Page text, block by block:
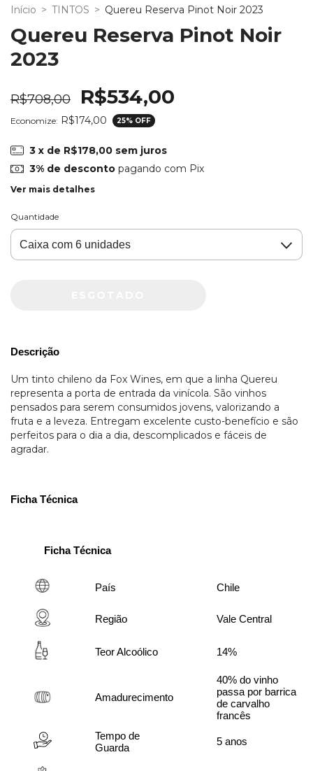
Início > TINTOS > Quereu Reserva Pinot Noir 2023
Quereu Reserva Pinot Noir
2023
R$708,00 R$534,00
Economize: R$174,00 25% OFF
3 x de R$178,00 sem juros
3% de descontopagando com Pix
Ver mais detalhes
Quantidade
Descrição
Um tinto chileno da Fox Wines, em que a linha Quereu
representa a porta de entrada da vinícola. São vinhos
pensados para serem consumidos jovens, valorizando a
fruta e a leveza. Entregam excelente custo-benefício e são
perfeitos para o dia a dia, descomplicados e fáceis de
agradar.
Ficha Técnica
Ficha Técnica
País Chile
Região Vale Central
Teor Alcoólico 14%
Amadurecimento
40% do vinho
passa por barrica
de carvalho
francês
Tempo de
Guarda
5 anos